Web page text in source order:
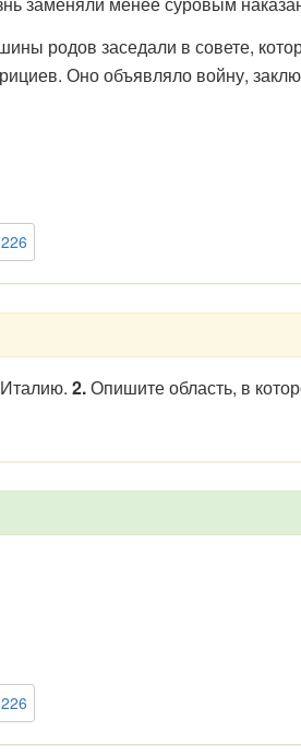
родов заседали в совете,
Оно объявляло войну,
226
2.Опишите область, в
226